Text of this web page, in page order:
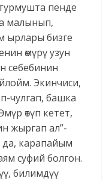
пенде
малынып,
ырлары бизге
өмүрү узун
себебинин
Экинчиси,
чулгап, башка
өтүп кетет,
жыргап ал”-
да, карапайым
суфий болгон.
билимдүү